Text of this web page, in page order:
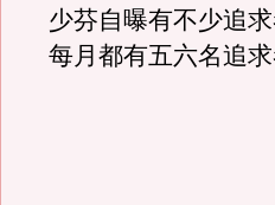
少芬自曝有不少追
每月都有五六名追求